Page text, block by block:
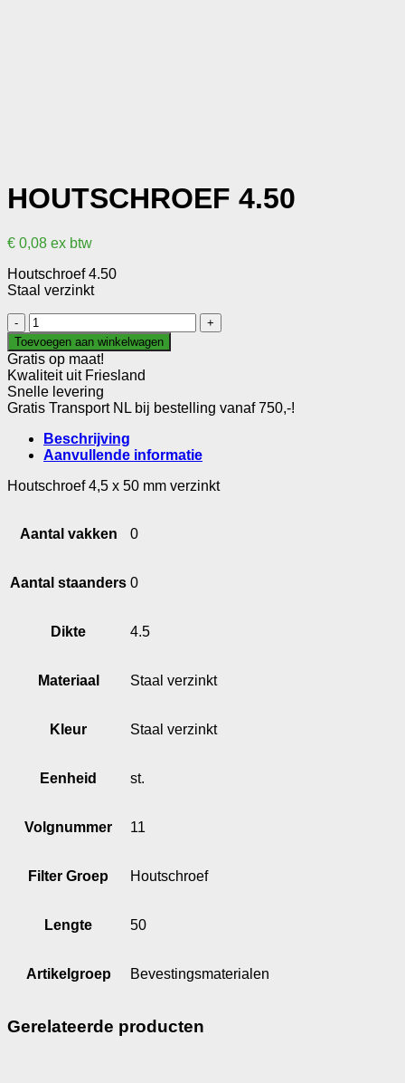
HOUTSCHROEF 4.50
€ 0,08 ex btw
Houtschroef 4.50
Staal verzinkt
Houtschroef
4.50
aantal
Toevoegen aan winkelwagen
Gratis op maat!
Kwaliteit uit Friesland
Snelle levering
Gratis Transport NL bij bestelling vanaf 750,-!
Beschrijving
Aanvullende informatie
Houtschroef 4,5 x 50 mm verzinkt
Aantal vakken 0
Aantal staanders 0
Dikte 4.5
Materiaal Staal verzinkt
Kleur Staal verzinkt
Eenheid st.
Volgnummer 11
Filter Groep Houtschroef
Lengte 50
Artikelgroep Bevestingsmaterialen
Gerelateerde producten